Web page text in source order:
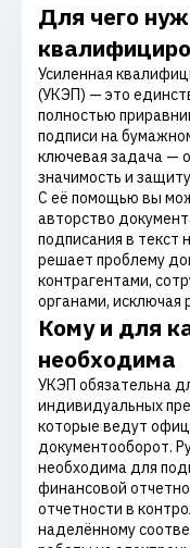
Для чего
Усиленная
(УКЭП) — это
полностью
подписи на
ключевая задача —
значимость и
С её помощью вы
авторство
подписания в текст
решает проблему
контрагентами,
органами, исключая
Кому и для
необходима
УКЭП обязательна
индивидуальных
которые ведут
документооборот.
необходима для
финансовой
отчетности в
наделённому